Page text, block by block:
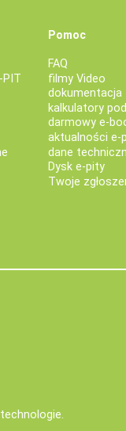
Pomoc
FAQ
filmy Video
dokumentacja
kalkulatory
darmowy e-
aktualności e-
dane
Dysk e-pity
Twoje
.